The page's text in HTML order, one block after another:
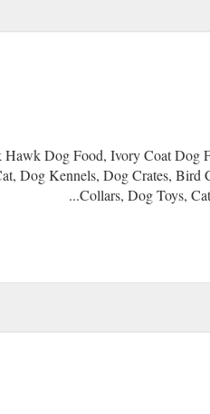
Dog Food, Ivory Coat Dog
Dog Kennels, Dog Crates, Bird
Collars, Dog Toys,